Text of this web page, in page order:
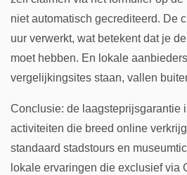
niet automatisch gecrediteerd. De
uur verwerkt, wat betekent dat je
moet hebben. En lokale
vergelijkingsites staan, vallen
Conclusie: de laagsteprijsgarantie
activiteiten die breed online
standaard stadstours en
lokale ervaringen die exclusief via